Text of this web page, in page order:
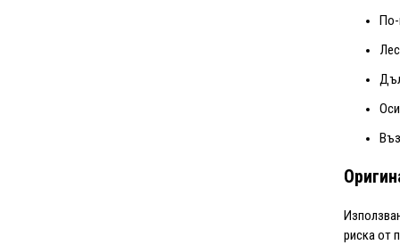
По-
риска от